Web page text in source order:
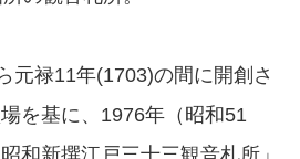
元禄11年(1703)の間に開創さ
を基に、1976年（昭和51
和新撰江戸三十三観音札所」